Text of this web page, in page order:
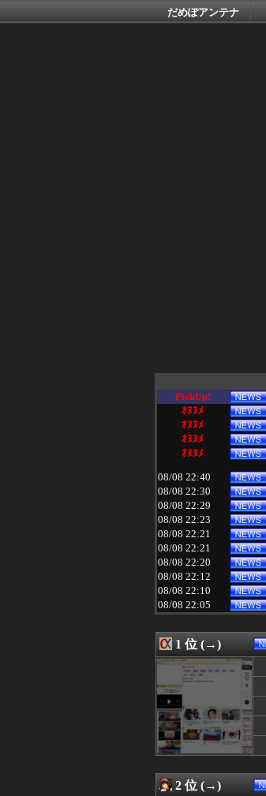
だめぽアンテナ
PickUp!
ｵﾇﾇﾒ
ｵﾇﾇﾒ
ｵﾇﾇﾒ
ｵﾇﾇﾒ
08/08 22:40
08/08 22:30
08/08 22:29
08/08 22:23
08/08 22:21
08/08 22:21
08/08 22:20
08/08 22:12
08/08 22:10
08/08 22:05
08/08 22:00
08/08 22:00
08/08 22:00
08/08 21:55
08/08 21:50
08/08 21:49
08/08 21:46
08/08 21:42
08/08 21:40
08/08 21:35
08/08 21:33
1 位 (→)
2 位 (→)